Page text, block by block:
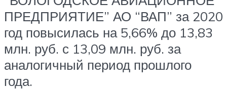
ПРЕДПРИЯТИЕ” АО “ВАП” за 2020
год повысилась на 5,66% до 13,83
млн. руб. с 13,09 млн. руб. за
аналогичный период прошлого
года.